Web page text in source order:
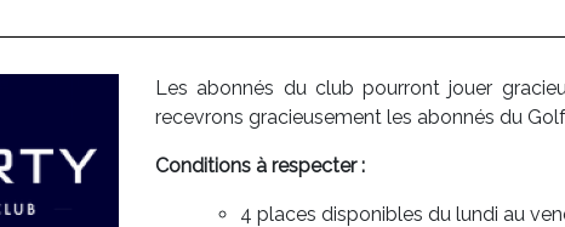
Les abonnés du club pourront jouer
recevrons gracieusement les abonnés du
Conditions à respecter :
4 places disponibles du lundi au